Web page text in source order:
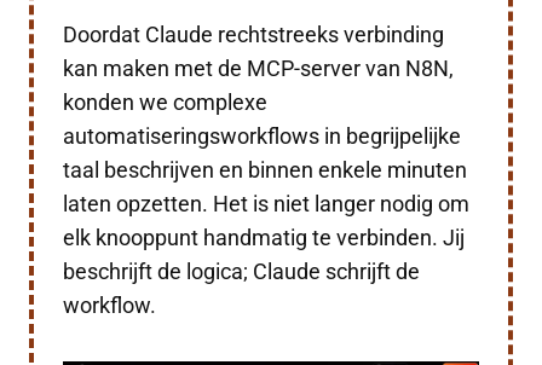
Doordat Claude rechtstreeks verbinding
kan maken met de MCP-server van N8N,
konden we complexe
automatiseringsworkflows in begrijpelijke
taal beschrijven en binnen enkele minuten
laten opzetten. Het is niet langer nodig om
elk knooppunt handmatig te verbinden. Jij
beschrijft de logica; Claude schrijft de
workflow.